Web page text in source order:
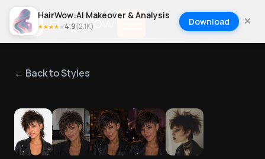
HairWow:AI Makeover & Analysis
★★★★ ★4.9(2.1K) Download
← Back to Styles